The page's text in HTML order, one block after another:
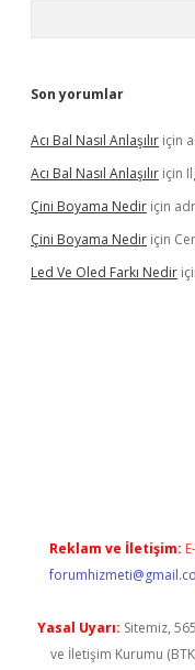
Son yorumlar
Acı Bal Nasıl Anlaşılır için
Acı Bal Nasıl Anlaşılır için
Çini Boyama Nedir için
Çini Boyama Nedir için
Led Ve Oled Farkı Nedir
Reklam ve İletişim:
Yasal Uyarı: Sitemiz,
ve İletişim Kurumu